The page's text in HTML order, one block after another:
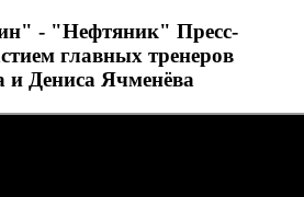
- "Нефтяник" Пресс-
главных тренеров
Дениса Ячменёва